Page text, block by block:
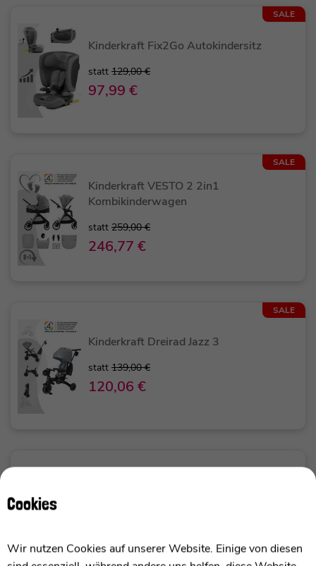
SALE
Kinderkraft Fix2Go Autokindersitz
statt 129,00 €
97,99 €
SALE
Kinderkraft VESTO 2 2in1
Kombikinderwagen
statt 259,00 €
246,77 €
SALE
Kinderkraft Dreirad Jazz 3
statt 139,00 €
120,06 €
Cookies
Wir nutzen Cookies auf unserer Website. Einige von diesen